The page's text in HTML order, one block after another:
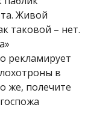
Живой
таковой – нет.
рекламирует
в
же, полечите